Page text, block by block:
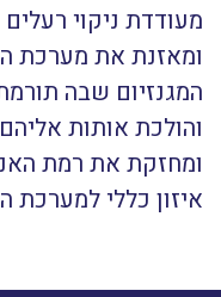
מעודדת ניקוי
ומאזנת את מערכת
המגנזיום שבה
והולכת אותות
ומחזקת את רמת
איזון כללי למערכת